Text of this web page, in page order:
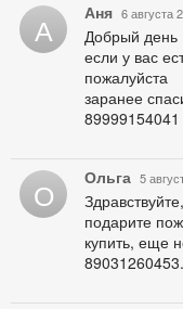
А Аня 6 августа
Добрый день
если у вас
пожалуйста
заранее
89999154041
О Ольга 5
подарите
купить, еще